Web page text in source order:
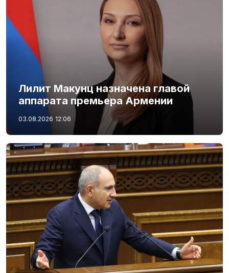
Лилит Макунц назначена главой
аппарата премьера Армении
03.08.2026 12:06